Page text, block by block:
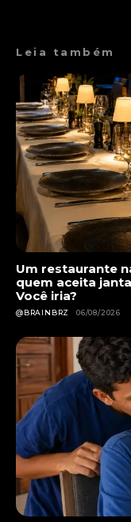
Leia também
Um restaurante
quem aceita
Você iria?
@BRAINBRZ 06/08/2026